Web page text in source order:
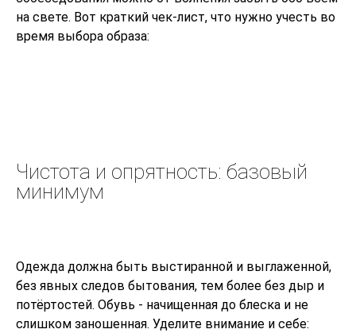
на свете. Вот краткий чек-лист, что нужно учесть во
время выбора образа:
Чистота и опрятность: базовый
минимум
Одежда должна быть выстиранной и выглаженной,
без явных следов бытования, тем более без дыр и
потёртостей. Обувь - начищенная до блеска и не
слишком заношенная. Уделите внимание и себе: